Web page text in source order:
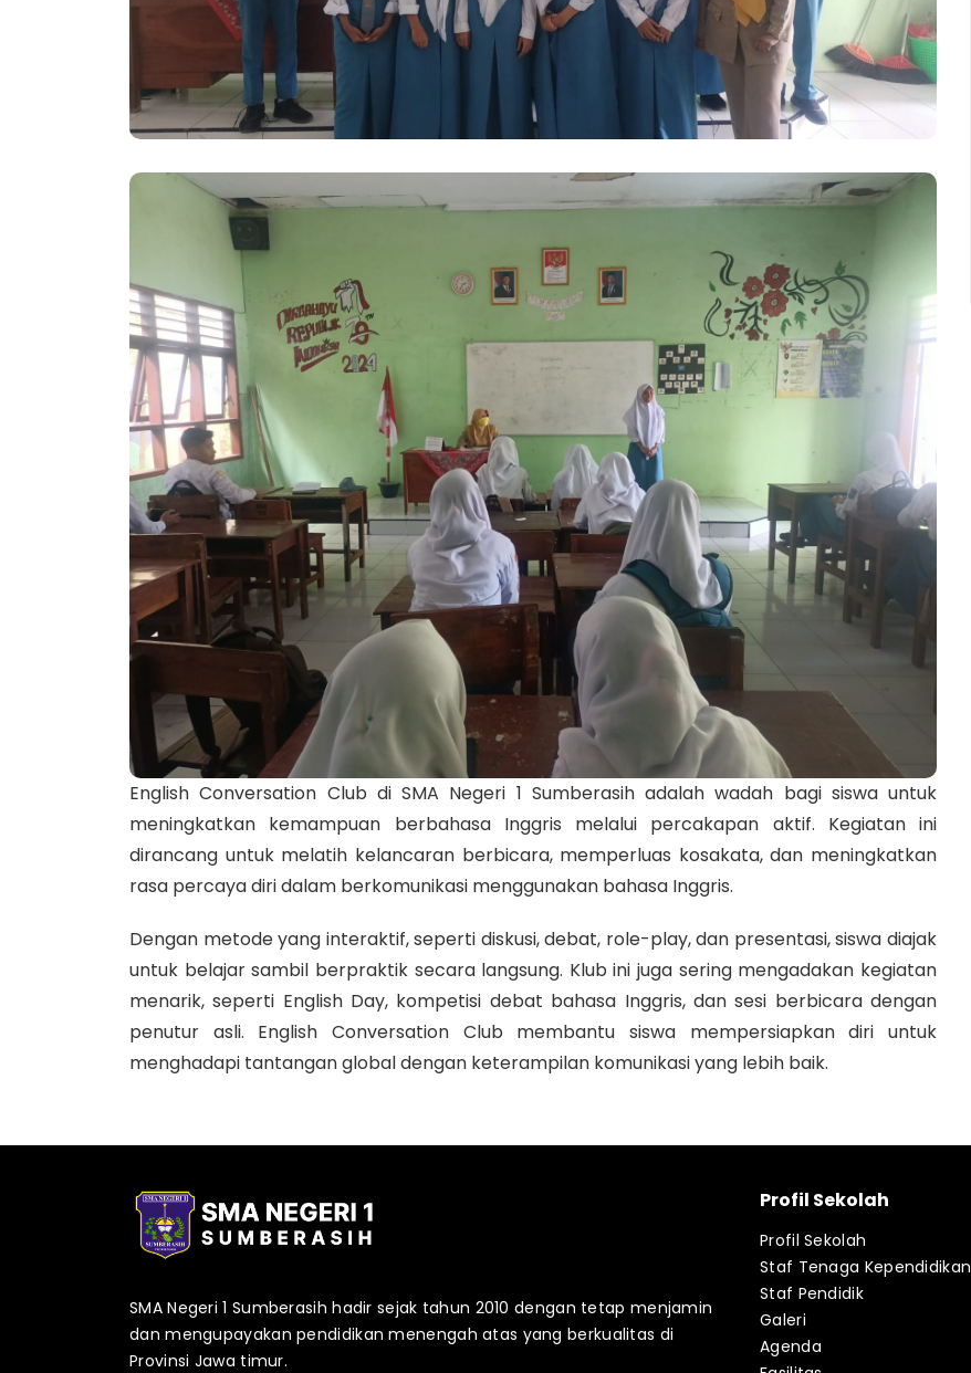
English Conversation Club di SMA Negeri 1 Sumberasih adalah wadah bagi siswa untuk
meningkatkan kemampuan berbahasa Inggris melalui percakapan aktif. Kegiatan ini
dirancang untuk melatih kelancaran berbicara, memperluas kosakata, dan meningkatkan
rasa percaya diri dalam berkomunikasi menggunakan bahasa Inggris.
Dengan metode yang interaktif, seperti diskusi, debat, role-play, dan presentasi, siswa diajak
untuk belajar sambil berpraktik secara langsung. Klub ini juga sering mengadakan kegiatan
menarik, seperti English Day, kompetisi debat bahasa Inggris, dan sesi berbicara dengan
penutur asli. English Conversation Club membantu siswa mempersiapkan diri untuk
menghadapi tantangan global dengan keterampilan komunikasi yang lebih baik.
SMA Negeri 1 Sumberasih hadir sejak tahun 2010 dengan tetap menjamin
dan mengupayakan pendidikan menengah atas yang berkualitas di
Provinsi Jawa timur.
Profil Sekolah
Profil Sekolah
Staf Tenaga Kependidikan
Staf Pendidik
Galeri
Agenda